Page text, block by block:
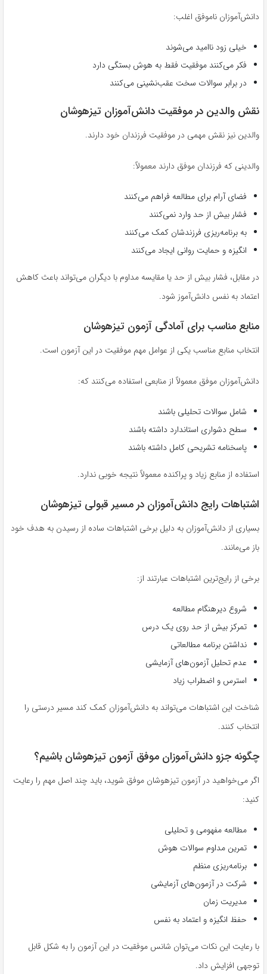
دانش‌آموزان ناموفق اغلب:
خیلی زود ناامید می‌شوند
فکر می‌کنند موفقیت فقط به هوش بستگی دارد
در برابر سوالات سخت عقب‌نشینی می‌کنند
نقش والدین در موفقیت دانش‌آموزان تیزهوشان
والدین نیز نقش مهمی در موفقیت فرزندان خود دارند.
والدینی که فرزندان موفق دارند معمولاً:
فضای آرام برای مطالعه فراهم می‌کنند
فشار بیش از حد وارد نمی‌کنند
به برنامه‌ریزی فرزندشان کمک می‌کنند
انگیزه و حمایت روانی ایجاد می‌کنند
در مقابل، فشار بیش از حد یا مقایسه مداوم با دیگران می‌تواند باعث کاهش
اعتماد به نفس دانش‌آموز شود.
منابع مناسب برای آمادگی آزمون تیزهوشان
انتخاب منابع مناسب یکی از عوامل مهم موفقیت در این آزمون است.
دانش‌آموزان موفق معمولاً از منابعی استفاده می‌کنند که:
شامل سوالات تحلیلی باشند
سطح دشواری استاندارد داشته باشند
پاسخنامه تشریحی کامل داشته باشند
استفاده از منابع زیاد و پراکنده معمولاً نتیجه خوبی ندارد.
اشتباهات رایج دانش‌آموزان در مسیر قبولی تیزهوشان
بسیاری از دانش‌آموزان به دلیل برخی اشتباهات ساده از رسیدن به هدف خود
باز می‌مانند.
برخی از رایج‌ترین اشتباهات عبارتند از:
شروع دیرهنگام مطالعه
تمرکز بیش از حد روی یک درس
نداشتن برنامه مطالعاتی
عدم تحلیل آزمون‌های آزمایشی
استرس و اضطراب زیاد
شناخت این اشتباهات می‌تواند به دانش‌آموزان کمک کند مسیر درستی را
انتخاب کنند.
چگونه جزو دانش‌آموزان موفق آزمون تیزهوشان باشیم؟
اگر می‌خواهید در آزمون تیزهوشان موفق شوید، باید چند اصل مهم را رعایت
کنید:
مطالعه مفهومی و تحلیلی
تمرین مداوم سوالات هوش
برنامه‌ریزی منظم
شرکت در آزمون‌های آزمایشی
مدیریت زمان
حفظ انگیزه و اعتماد به نفس
با رعایت این نکات می‌توان شانس موفقیت در این آزمون را به شکل قابل
توجهی افزایش داد.